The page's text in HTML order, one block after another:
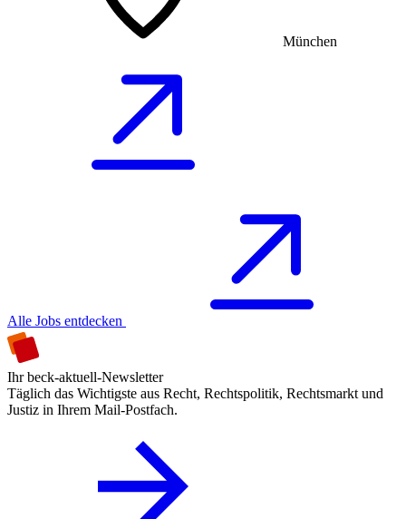
München
Alle Jobs entdecken
Ihr beck-aktuell-Newsletter
Täglich das Wichtigste aus Recht, Rechtspolitik, Rechtsmarkt und
Justiz in Ihrem Mail-Postfach.